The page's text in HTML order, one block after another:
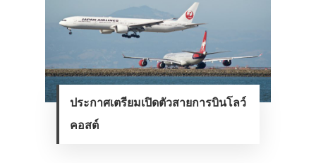
ประกาศเตรียมเปิดตัวสายการบินโลว์
คอสต์